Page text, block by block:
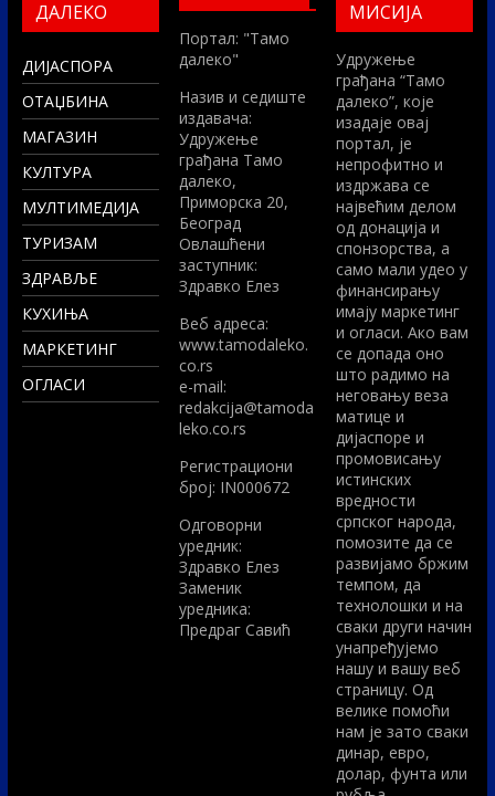
ДАЛЕКО
ДИЈАСПОРА
ОТАЏБИНА
МАГАЗИН
КУЛТУРА
МУЛТИМЕДИЈА
ТУРИЗАМ
ЗДРАВЉЕ
КУХИЊА
МАРКЕТИНГ
ОГЛАСИ
Портал: "Тамо
далеко"
Назив и седиште
издавача:
Удружење
грађана Тамо
далеко,
Приморска 20,
Београд
Овлашћени
заступник:
Здравко Елез
Вeб адреса:
www.tamodaleko.
co.rs
e-mail:
redakcija@tamoda
leko.co.rs
Регистрациони
број: IN000672
Одговорни
уредник:
Здравко Елез
Заменик
уредника:
Предраг Савић
МИСИЈА
Удружење
грађана “Тамо
далеко”, које
изадаје овај
портал, је
непрофитно и
издржава се
највећим делом
од донација и
спонзорства, а
само мали удео у
финансирању
имају маркетинг
и огласи. Ако вам
се допада оно
што радимо на
неговању веза
матице и
дијаспоре и
промовисању
истинских
вредности
српског народа,
помозите да се
развијамо бржим
темпом, да
технолошки и на
сваки други начин
унапређујемо
нашу и вашу веб
страницу. Од
велике помоћи
нам је зато сваки
динар, евро,
долар, фунта или